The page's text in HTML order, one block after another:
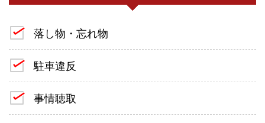
落し物・忘れ物
駐車違反
事情聴取